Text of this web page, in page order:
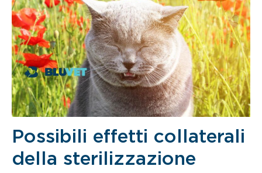
Possibili effetti collaterali
della sterilizzazione